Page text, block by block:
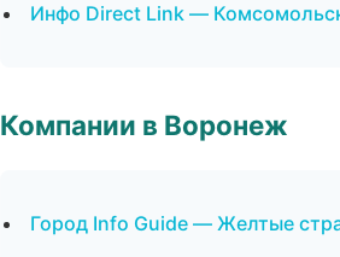
Инфо Direct Link —
Компании в Воронеж
Город Info Guide — Желтые